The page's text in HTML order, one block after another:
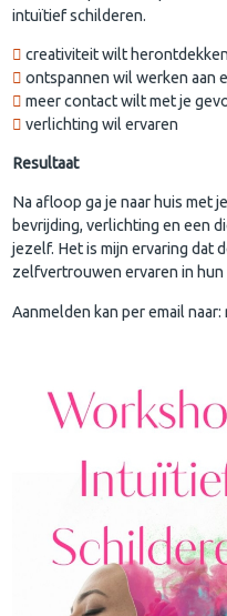
intuïtief schilderen.
creativiteit wilt herontdekken
ontspannen wil werken aan
meer contact wilt met je
verlichting wil ervaren
Resultaat
Na afloop ga je naar huis met
bevrijding, verlichting en een
jezelf. Het is mijn ervaring dat
zelfvertrouwen ervaren in
Aanmelden kan per email